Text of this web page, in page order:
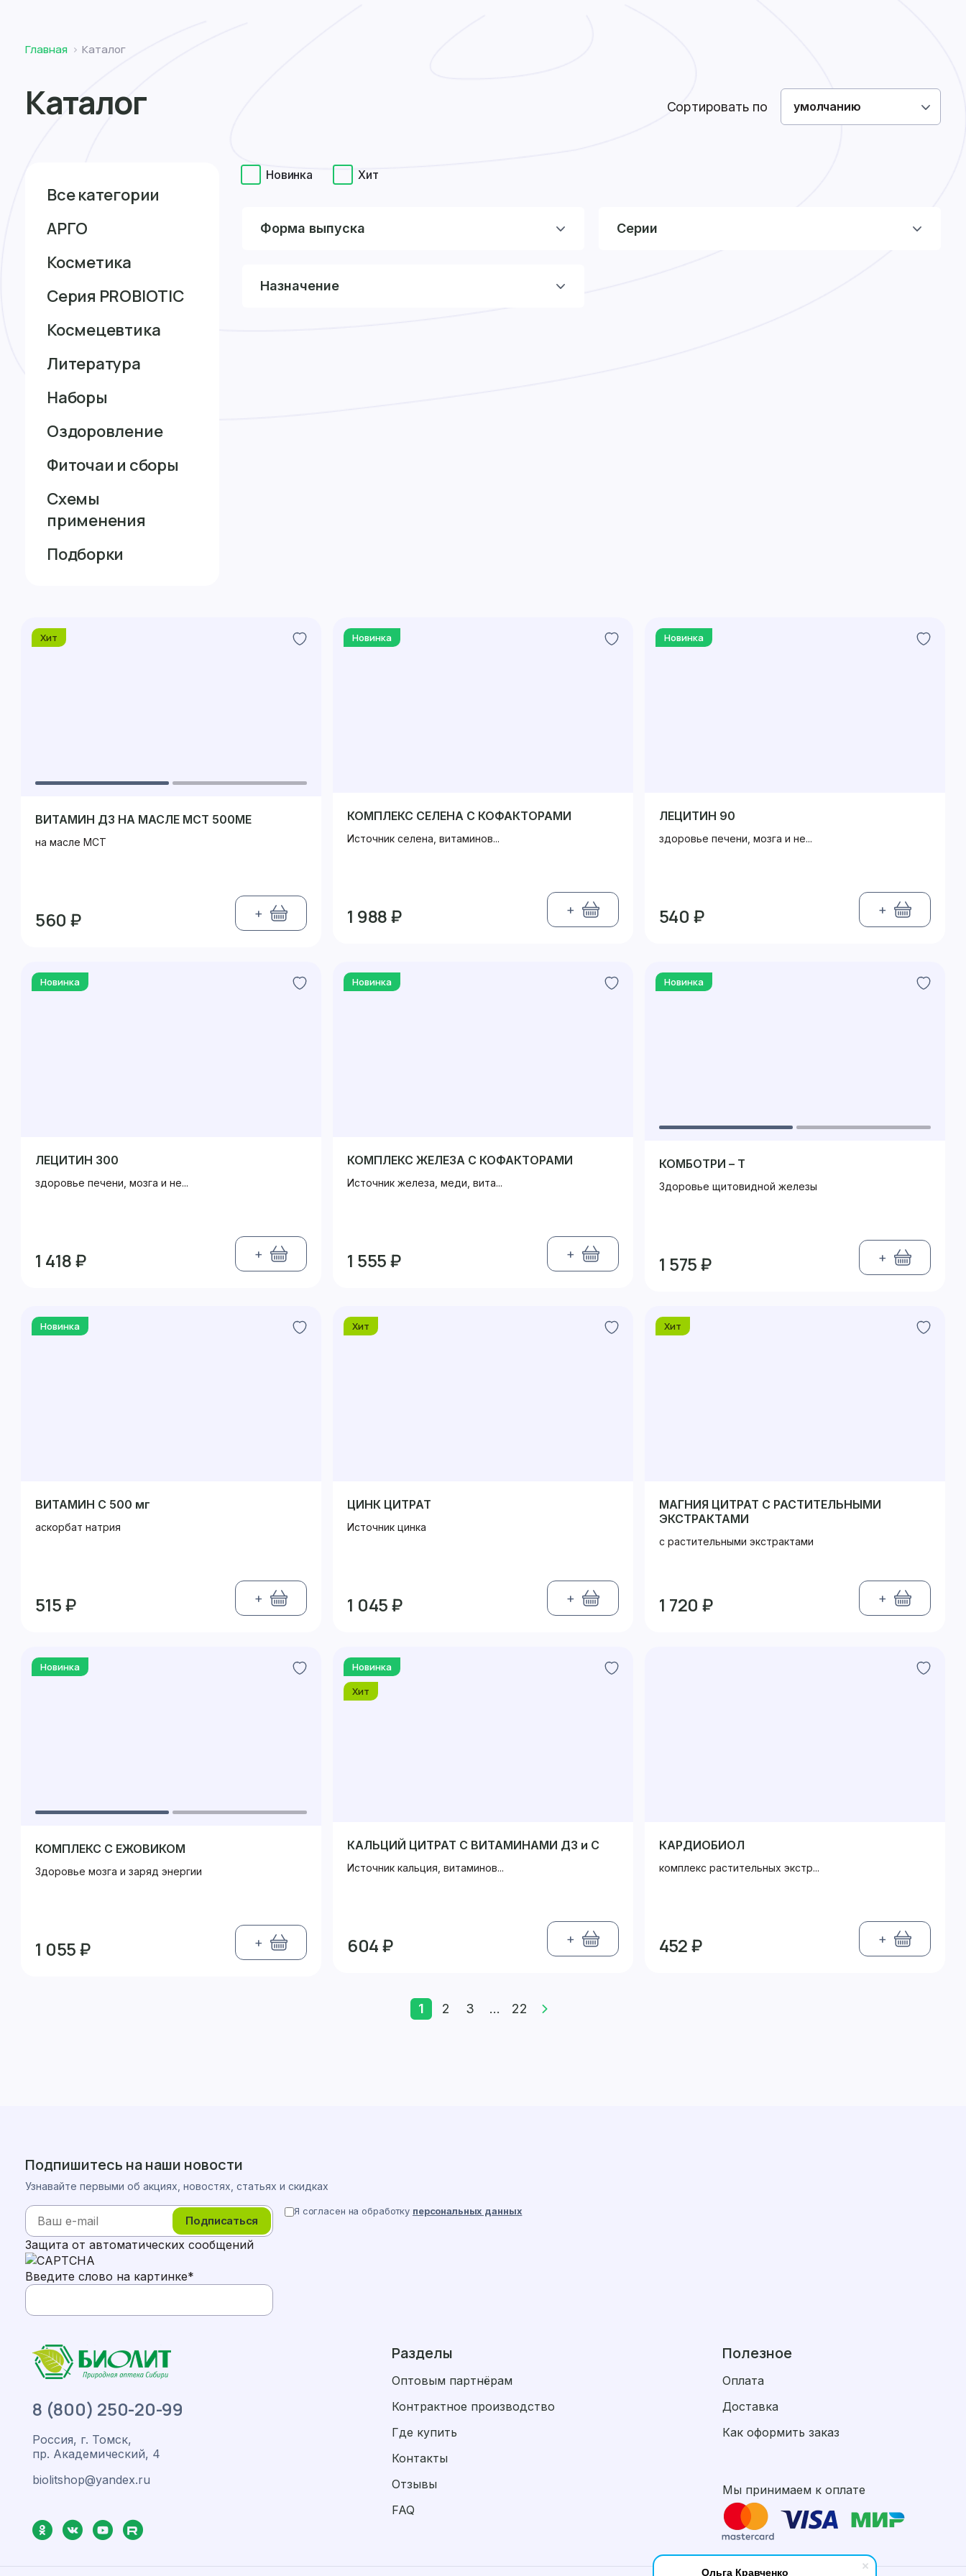
Ольга Кравченко
Главная Каталог
Каталог
Все категории
АРГО
Косметика
Серия PROBIOTIC
Космецевтика
Литература
Наборы
Оздоровление
Фиточаи и сборы
Схемы
применения
Подборки
Форма выпуска Серии
Назначение
Новинка Хит
Сортировать по умолчанию
Хит
ВИТАМИН Д3 НА МАСЛЕ МСТ 500МЕ
на масле МСТ
560 ₽ +
Новинка
КОМПЛЕКС СЕЛЕНА С КОФАКТОРАМИ
Источник селена, витаминов...
1 988 ₽ +
Новинка
ЛЕЦИТИН 90
здоровье печени, мозга и не...
540 ₽ +
Новинка
ЛЕЦИТИН 300
здоровье печени, мозга и не...
1 418 ₽ +
Новинка
КОМПЛЕКС ЖЕЛЕЗА С КОФАКТОРАМИ
Источник железа, меди, вита...
1 555 ₽ +
Новинка
КОМБОТРИ – Т
Здоровье щитовидной железы
1 575 ₽ +
Новинка
ВИТАМИН С 500 мг
аскорбат натрия
515 ₽ +
Хит
ЦИНК ЦИТРАТ
Источник цинка
1 045 ₽ +
Хит
МАГНИЯ ЦИТРАТ С РАСТИТЕЛЬНЫМИ
ЭКСТРАКТАМИ
с растительными экстрактами
1 720 ₽ +
Новинка
КОМПЛЕКС С ЕЖОВИКОМ
Здоровье мозга и заряд энергии
1 055 ₽ +
Новинка
Хит
КАЛЬЦИЙ ЦИТРАТ С ВИТАМИНАМИ Д3 и С
Источник кальция, витаминов...
604 ₽ +
КАРДИОБИОЛ
комплекс растительных экстр...
452 ₽ +
1 2 3 ... 22
8 (800) 250-20-99
Россия, г. Томск,
пр. Академический, 4
biolitshop@yandex.ru
Разделы
Оптовым партнёрам
Контрактное производство
Где купить
Контакты
Отзывы
FAQ
Полезное
Оплата
Доставка
Как оформить заказ
Мы принимаем к оплате
Подпишитесь на наши новости
Узнавайте первыми об акциях, новостях, статьях и скидках
Подписаться
Я согласен на обработку персональных данных
Защита от автоматических сообщений
Введите слово на картинке*